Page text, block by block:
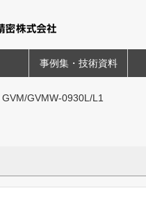
事例集・技術資料
GVM/GVMW-0930L/L1